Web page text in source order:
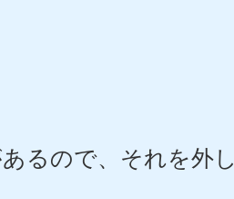
るので、それを外